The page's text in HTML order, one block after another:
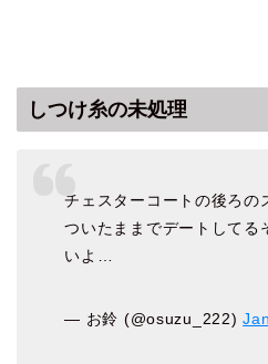
しつけ糸の未処理
チェスターコートの後ろの
ついたままでデートしてる
いよ…
— お鈴 (@osuzu_222)